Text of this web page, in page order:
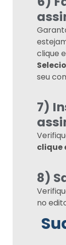
clique
seu
7)
clique
8)
no